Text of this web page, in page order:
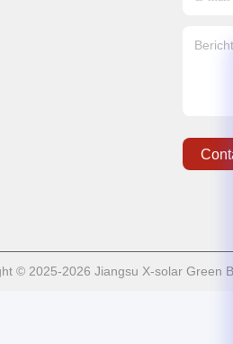
© 2025-2026 Jiangsu X-solar Green